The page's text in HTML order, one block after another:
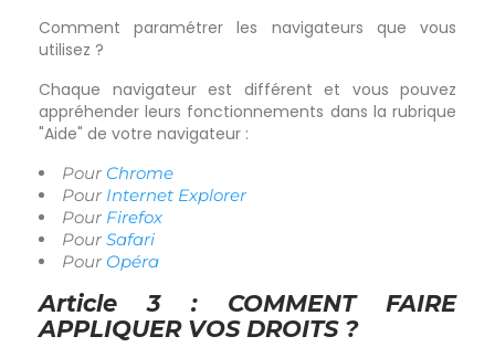
Comment paramétrer les navigateurs que vous
utilisez ?
Chaque navigateur est différent et vous pouvez
appréhender leurs fonctionnements dans la rubrique
"Aide" de votre navigateur :
Pour Chrome
Pour Internet Explorer
Pour Firefox
Pour Safari
Pour Opéra
Article 3 : COMMENT FAIRE
APPLIQUER VOS DROITS ?